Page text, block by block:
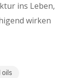
ins Leben,
wirken
oils